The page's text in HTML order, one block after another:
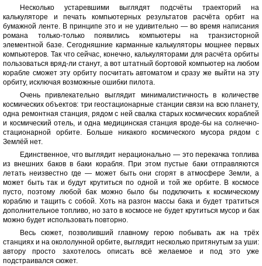
Несколько устаревшими выглядят подсчёты траекторий на
калькуляторе и печать компьютерных результатов расчёта орбит на
бумажной ленте. В принципе это и не удивительно — во время написания
романа только-только появились компьютеры на транзисторной
элементной базе. Сегодняшние карманные калькуляторы мощнее первых
компьютеров. Так что сейчас, конечно, калькуляторами для расчёта орбиты
пользоваться вряд-ли станут, а вот штатный бортовой компьютер на любом
корабле сможет эту орбиту посчитать автоматом и сразу же выйти на эту
орбиту, исключая возможные ошибки пилота.
Очень привлекательно выглядит минималистичность в количестве
космических объектов: три геостационарные станции связи на всю планету,
одна ремонтная станция, рядом с ней свалка старых космических кораблей
и космический отель, и одна медицинская станция вроде-бы на солнечно-
стационарной орбите. Больше никакого космического мусора рядом с
Землёй нет.
Единственное, что выглядит нерационально — это перекачка топлива
из внешних баков в баки корабля. При этом пустые баки отправляются
летать неизвестно где — может быть они сгорят в атмосфере Земли, а
может быть так и будут крутиться по одной и той же орбите. В космосе
пусто, поэтому любой бак можно было бы подключить к космическому
кораблю и тащить с собой. Хоть на разгон массы бака и будет тратиться
дополнительное топливо, но зато в космосе не будет крутиться мусор и бак
можно будет использовать повторно.
Весь сюжет, позволивший главному герою побывать аж на трёх
станциях и на окололунной орбите, выглядит несколько притянутым за уши:
автору просто захотелось описать всё желаемое и под это уже
подстраивался сюжет.